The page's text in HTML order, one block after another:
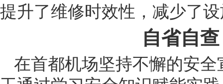
提升了维修时效性，减少了
自省自
在首都机场坚持不懈的安